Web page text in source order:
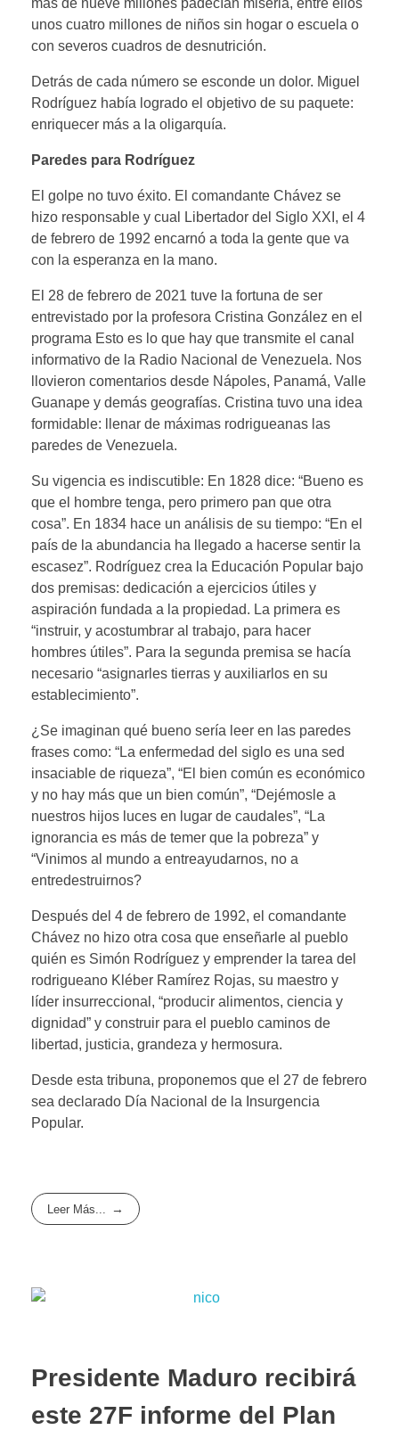
unos cuatro millones de niños sin hogar o escuela o
con severos cuadros de desnutrición.
Detrás de cada número se esconde un dolor. Miguel
Rodríguez había logrado el objetivo de su paquete:
enriquecer más a la oligarquía.
Paredes para Rodríguez
El golpe no tuvo éxito. El comandante Chávez se
hizo responsable y cual Libertador del Siglo XXI, el 4
de febrero de 1992 encarnó a toda la gente que va
con la esperanza en la mano.
El 28 de febrero de 2021 tuve la fortuna de ser
entrevistado por la profesora Cristina González en el
programa Esto es lo que hay que transmite el canal
informativo de la Radio Nacional de Venezuela. Nos
llovieron comentarios desde Nápoles, Panamá, Valle
Guanape y demás geografías. Cristina tuvo una idea
formidable: llenar de máximas rodrigueanas las
paredes de Venezuela.
Su vigencia es indiscutible: En 1828 dice: “Bueno es
que el hombre tenga, pero primero pan que otra
cosa”. En 1834 hace un análisis de su tiempo: “En el
país de la abundancia ha llegado a hacerse sentir la
escasez”. Rodríguez crea la Educación Popular bajo
dos premisas: dedicación a ejercicios útiles y
aspiración fundada a la propiedad. La primera es
“instruir, y acostumbrar al trabajo, para hacer
hombres útiles”. Para la segunda premisa se hacía
necesario “asignarles tierras y auxiliarlos en su
establecimiento”.
¿Se imaginan qué bueno sería leer en las paredes
frases como: “La enfermedad del siglo es una sed
insaciable de riqueza”, “El bien común es económico
y no hay más que un bien común”, “Dejémosle a
nuestros hijos luces en lugar de caudales”, “La
ignorancia es más de temer que la pobreza” y
“Vinimos al mundo a entreayudarnos, no a
entredestruirnos?
Después del 4 de febrero de 1992, el comandante
Chávez no hizo otra cosa que enseñarle al pueblo
quién es Simón Rodríguez y emprender la tarea del
rodrigueano Kléber Ramírez Rojas, su maestro y
líder insurreccional, “producir alimentos, ciencia y
dignidad” y construir para el pueblo caminos de
libertad, justicia, grandeza y hermosura.
Desde esta tribuna, proponemos que el 27 de febrero
sea declarado Día Nacional de la Insurgencia
Popular.
Leer Más...
Presidente Maduro recibirá
este 27F informe del Plan